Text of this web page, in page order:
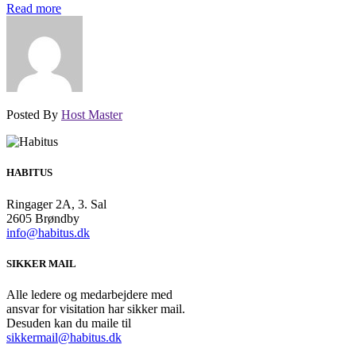
Read more
Posted By Host Master
HABITUS
Ringager 2A, 3. Sal
2605 Brøndby
info@habitus.dk
SIKKER MAIL
Alle ledere og medarbejdere med
ansvar for visitation har sikker mail.
Desuden kan du maile til
sikkermail@habitus.dk